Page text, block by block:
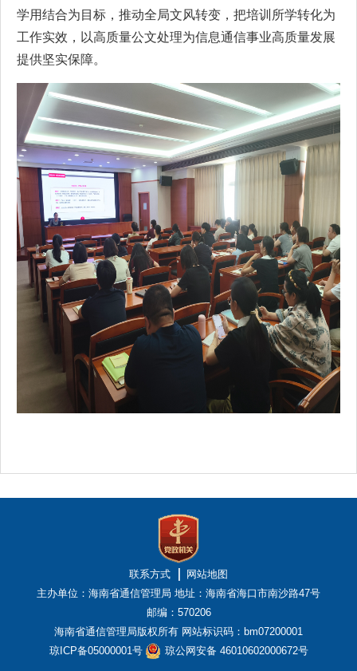
学用结合为目标，推动全局文风转变，把培训所学转化为
工作实效，以高质量公文处理为信息通信事业高质量发展
提供坚实保障。
联系方式
网站地图
主办单位：海南省通信管理局 地址：海南省海口市南沙路47号
邮编：570206
海南省通信管理局版权所有 网站标识码：bm07200001
琼ICP备05000001号
琼公网安备 46010602000672号